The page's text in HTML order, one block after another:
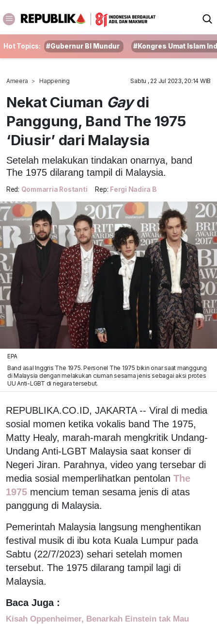
Hot Topics: #Gubernur BI Mundur #Kongres Umat Islam
Ameera Happening Sabtu , 22 Jul 2023, 20:14 WIB
Nekat Ciuman Gaydi
Panggung, Band The 1975
‘Diusir’ dari Malaysia
Setelah melakukan tindakan onarnya, band
The 1975 dilarang tampil di Malaysia.
Red: Qommarria Rostanti Rep: Fergi Nadira B
EPA
Band asal Inggris The 1975. Personel The 1975 bikin onar saat manggung
di Malaysia dengan melakukan ciuman sesama jenis sebagai aksi protes
UU Anti-LGBT di negara tersebut.
REPUBLIKA.CO.ID, JAKARTA -- Viral di media
sosial momen ketika vokalis band The 1975,
Matty Healy, marah-marah mengkritik Undang-
Undang Anti-LGBT Malaysia saat konser di
Negeri Jiran. Parahnya, video yang tersebar di
media sosial memperlihatkan pentolan The
1975 mencium teman sesama jenis di atas
panggung di Malaysia.
Pemerintah Malaysia langsung menghentikan
festival musik di ibu kota Kuala Lumpur pada
Sabtu (22/7/2023) sehari setelah momen
tersebut. The 1975 dilarang tampil lagi di
Malaysia.
Baca Juga :
Kisah Oppenheimer, Benarkah Einstein tak Mau